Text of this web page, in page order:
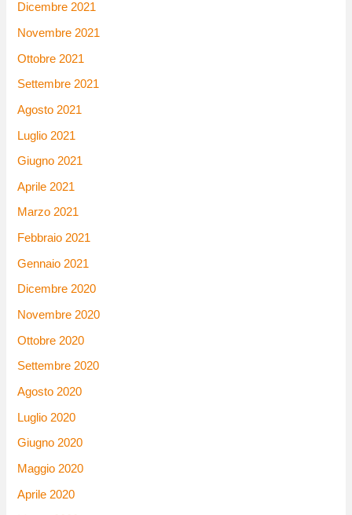
Dicembre 2021
Novembre 2021
Ottobre 2021
Settembre 2021
Agosto 2021
Luglio 2021
Giugno 2021
Aprile 2021
Marzo 2021
Febbraio 2021
Gennaio 2021
Dicembre 2020
Novembre 2020
Ottobre 2020
Settembre 2020
Agosto 2020
Luglio 2020
Giugno 2020
Maggio 2020
Aprile 2020